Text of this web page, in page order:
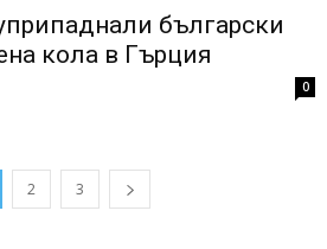
български
кола в Гърция
0
2 3